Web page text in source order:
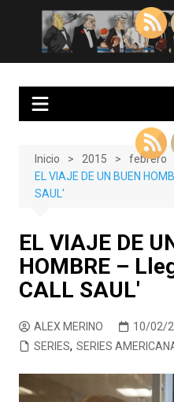
contenido
Crítica cinematográfica y
Inicio 2015
febrero
EL VIAJE DE UN BUEN
SAUL'
EL VIAJE DE
HOMBRE –
CALL SAUL'
ALEX MERINO 10/02/
SERIES, SERIES